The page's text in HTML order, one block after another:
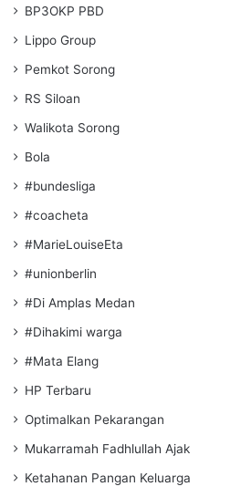
BP3OKP PBD
Lippo Group
Pemkot Sorong
RS Siloan
Walikota Sorong
Bola
#bundesliga
#coacheta
#MarieLouiseEta
#unionberlin
#Di Amplas Medan
#Dihakimi warga
#Mata Elang
HP Terbaru
Optimalkan Pekarangan
Mukarramah Fadhlullah Ajak
Ketahanan Pangan Keluarga